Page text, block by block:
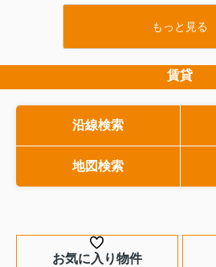
今度は賃貸として
注意点を押さえて
る方が多い一方で
は何か、そして市
行令でも定義されている構造耐力上主要
のか分かりづらいと感じる方も多いはず
です。そこで本記事では、この言葉の意
味をできるだけわかりやすくかみ砕き、
戸建てとマンションでの違いや、耐震性
能・10年保証との関係まで整理して解説
します。購入前にどこをチェックすべき
か、専門家へ相談するタイミングも具体
もっと見る
賃貸
沿線検索
地図検索
お気に入り物件